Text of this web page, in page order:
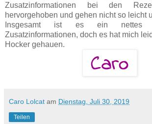
Zusatzinformationen bei den
hervorgehoben und gehen nicht so leicht
Insgesamt ist es ein nettes
Zusatzinformationen, doch es hat mich
Hocker gehauen.
Caro Lolcat am Dienstag, Juli 30, 2019
Teilen